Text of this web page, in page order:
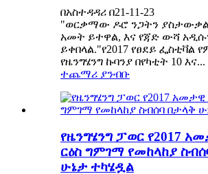
በአስተዳዳሪ በ21-11-23
"ወርቃማው ዶሮ ንጋትን
አመት ይተዋል, እና የጃድ ውሻ
ይቀበላል."የ2017 የፀደይ ፌስቲቫል
የዜንግሄንግ ኩባንያ በየካቲት 10 እና...
ተጨማሪ ያንብቡ
የዜንግሄንግ ፓወር የ2017
ርዕስ ግምገማ የመከላከያ
ሁኔታ ተካሄዷል